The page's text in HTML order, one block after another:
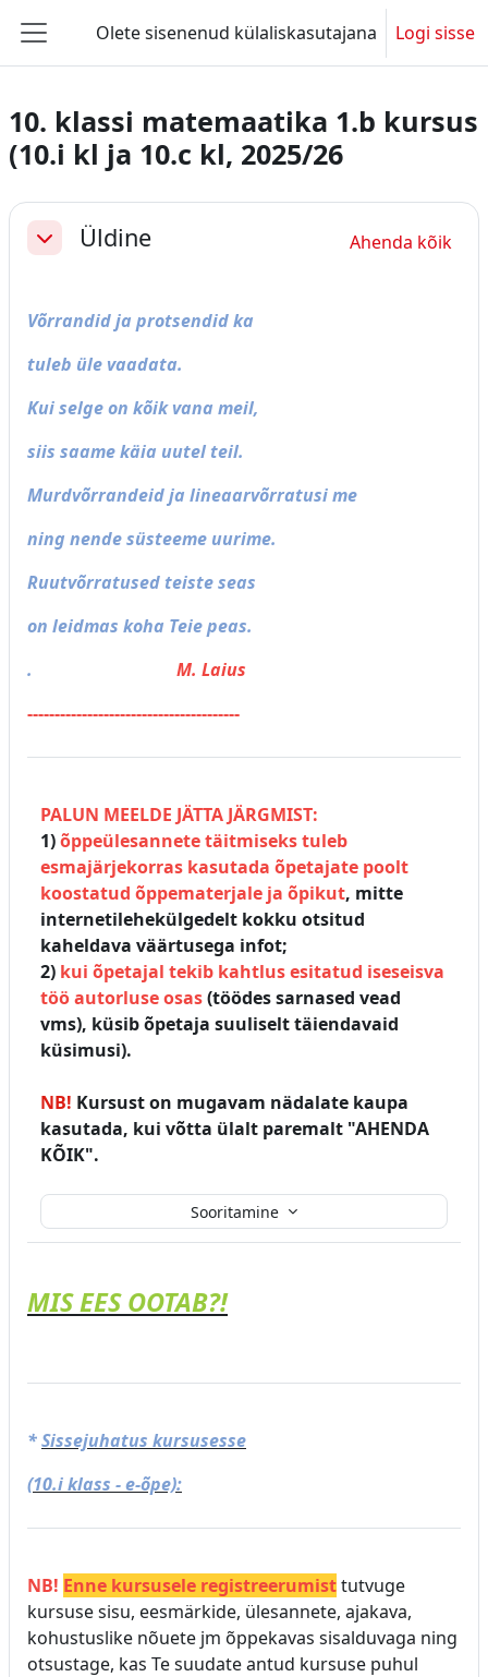
Küljepaneel
Olete sisenenud külaliskasutajana Logi sisse
10. klassi matemaatika 1.b kursus
(10.i kl ja 10.c kl, 2025/26
Section outline
AhendaÜldine Ahenda kõik
Võrrandid ja protsendid ka
tuleb üle vaadata.
Kui selge on kõik vana meil,
siis saame käia uutel teil.
Murdvõrrandeid ja lineaarvõrratusi me
ning nende süsteeme uurime.
Ruutvõrratused teiste seas
on leidmas koha Teie peas.
.
M. Laius
---------------------------------------
Sooritamine
PALUN MEELDE JÄTTA JÄRGMIST:
1)õppeülesannete täitmiseks tuleb
esmajärjekorras kasutada õpetajate poolt
koostatud õppematerjale ja õpikut, mitte
internetilehekülgedelt kokku otsitud
kaheldava väärtusega infot;
2) kui õpetajal tekib kahtlus esitatud iseseisva
töö autorluse osas(töödes sarnased vead
vms), küsib õpetaja suuliselt täiendavaid
küsimusi).
NB! Kursust on mugavam nädalate kaupa
kasutada, kui võtta ülalt paremalt "AHENDA
KÕIK".
MIS EES OOTAB?!
*Sissejuhatus kursusesse
(10.i klass - e-õpe):
NB! Enne kursusele registreerumisttutvuge
kursuse sisu, eesmärkide, ülesannete, ajakava,
kohustuslike nõuete jm õppekavas sisalduvaga ning
otsustage, kas Te suudate antud kursuse puhul